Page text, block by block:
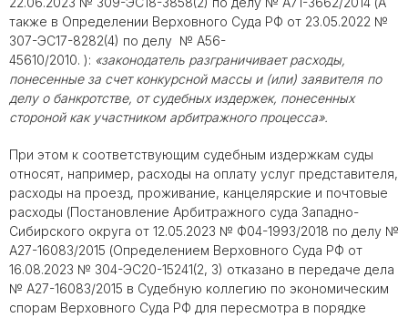
также в Определении Верховного Суда РФ от 23.05.2022 №
307-ЭС17-8282(4) по делу № А56-
45610/2010. ): «законодатель разграничивает расходы,
понесенные за счет конкурсной массы и (или) заявителя по
делу о банкротстве, от судебных издержек, понесенных
стороной как участником арбитражного процесса».
При этом к соответствующим судебным издержкам суды
относят, например, расходы на оплату услуг представителя,
расходы на проезд, проживание, канцелярские и почтовые
расходы (Постановление Арбитражного суда Западно-
Сибирского округа от 12.05.2023 № Ф04-1993/2018 по делу №
А27-16083/2015 (Определением Верховного Суда РФ от
16.08.2023 № 304-ЭС20-15241(2, 3) отказано в передаче дела
№ А27-16083/2015 в Судебную коллегию по экономическим
спорам Верховного Суда РФ для пересмотра в порядке